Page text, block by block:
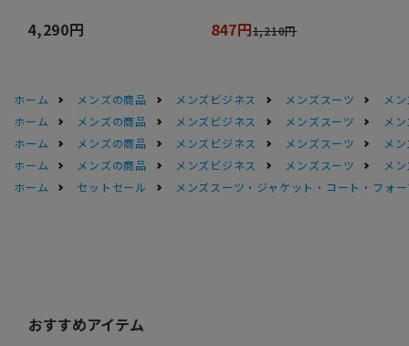
4,290円 847円1,210円
ホーム メンズの商品 メンズビジネス メンズスーツ
メ
ホーム
メンズの商品 メンズビジネス メンズスーツ
メ
ホーム
メンズの商品 メンズビジネス メンズスーツ
メ
ホーム
メンズの商品 メンズビジネス メンズスーツ
メ
ホーム
セットセール メンズスーツ・ジャケット・コート・フォ